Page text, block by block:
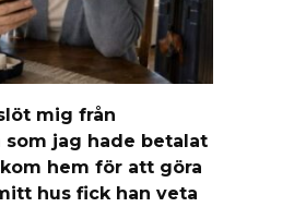
mig från
som jag hade betalat
hem för att göra
hus fick han veta